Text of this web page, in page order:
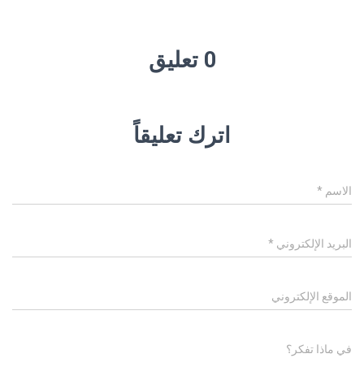
0 تعليق
اترك تعليقاً
الاسم *
البريد الإلكتروني *
الموقع الإلكتروني
في ماذا تفكر؟